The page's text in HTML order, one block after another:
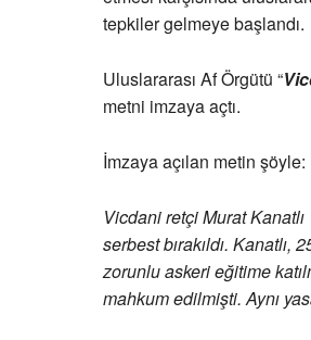
tepkiler gelmeye başlandı.
Uluslararası Af Örgütü “
metni imzaya açtı.
İmzaya açılan metin şöyle:
Vicdani retçi Murat Kanatlı
serbest bırakıldı.
zorunlu askeri eğitime
mahkum edilmişti. Aynı